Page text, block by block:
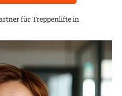
für Treppenlifte in